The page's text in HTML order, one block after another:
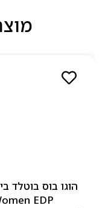
Bottled Beyond for Women EDP